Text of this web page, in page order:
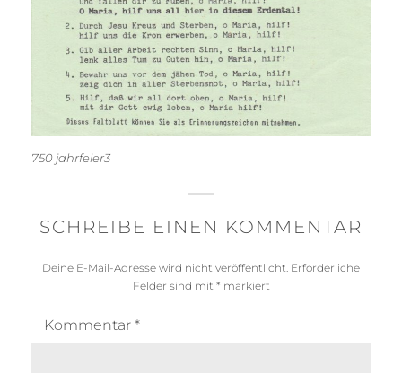
750 jahrfeier3
SCHREIBE EINEN KOMMENTAR
Deine E-Mail-Adresse wird nicht veröffentlicht. Erforderliche
Felder sind mit * markiert
Kommentar *